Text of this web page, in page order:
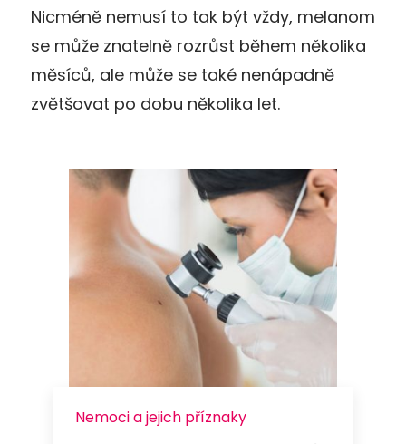
Nicméně nemusí to tak být vždy, melanom
se může znatelně rozrůst během několika
měsíců, ale může se také nenápadně
zvětšovat po dobu několika let.